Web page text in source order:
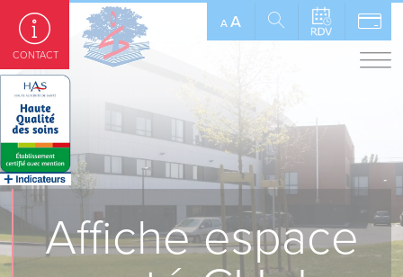
A A
Affiche espace
CONTACT
Panneau de gestion des cookies